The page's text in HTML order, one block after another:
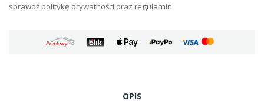
sprawdź politykę prywatności oraz regulamin
OPIS